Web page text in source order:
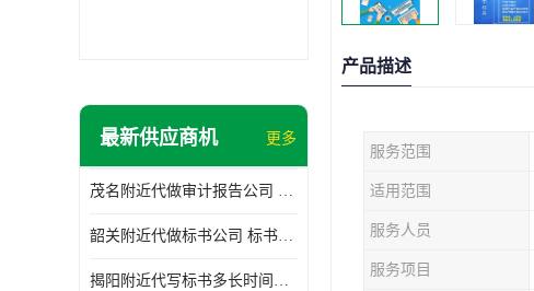
最新供应商机 更多
茂名附近代做审计报告公司 投标书怎么做
韶关附近代做标书公司 标书制作周期快
揭阳附近代写标书多长时间做好 投标书怎么做
产品描述
服务范围
适用范围
服务人员
服务项目